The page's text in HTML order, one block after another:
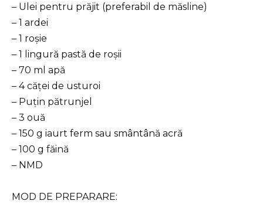
– Ulei pentru prăjit (preferabil de măsline)
– 1 ardei
– 1 roșie
– 1 lingură pastă de roșii
– 70 ml apă
– 4 căței de usturoi
– Puțin pătrunjel
– 3 ouă
– 150 g iaurt ferm sau smântână acră
– 100 g făină
– NMD
MOD DE PREPARARE: